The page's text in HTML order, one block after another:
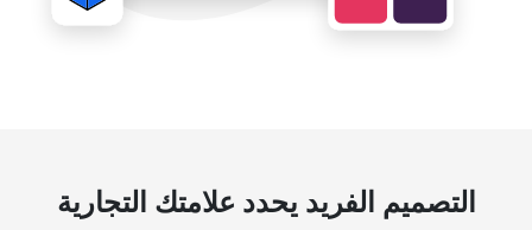
التصميم الفريد يحدد علامتك التجارية